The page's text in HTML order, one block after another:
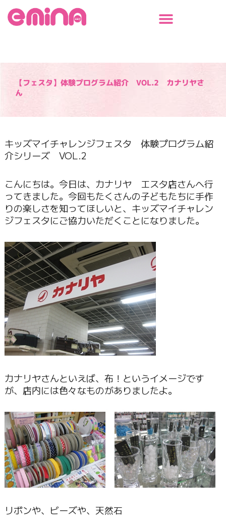
【フェスタ】体験プログラム紹介 VOL.2 カナリヤさ
ん
キッズマイチャレンジフェスタ 体験プログラム紹
介シリーズ VOL.2
こんにちは。今日は、カナリヤ エスタ店さんへ行
ってきました。今回もたくさんの子どもたちに手作
りの楽しさを知ってほしいと、キッズマイチャレン
ジフェスタにご協力いただくことになりました。
カナリヤさんといえば、布！というイメージです
が、店内には色々なものがありましたよ。
リボンや、ビーズや、天然石